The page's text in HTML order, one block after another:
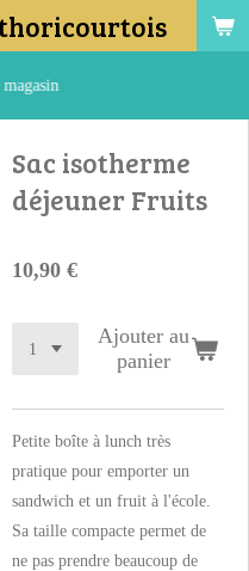
Sac isotherme
déjeuner Fruits
10,90 €
Ajouter au
panier
Petite boîte à lunch très
pratique pour emporter un
sandwich et un fruit à l'école.
Sa taille compacte permet de
ne pas prendre beaucoup de